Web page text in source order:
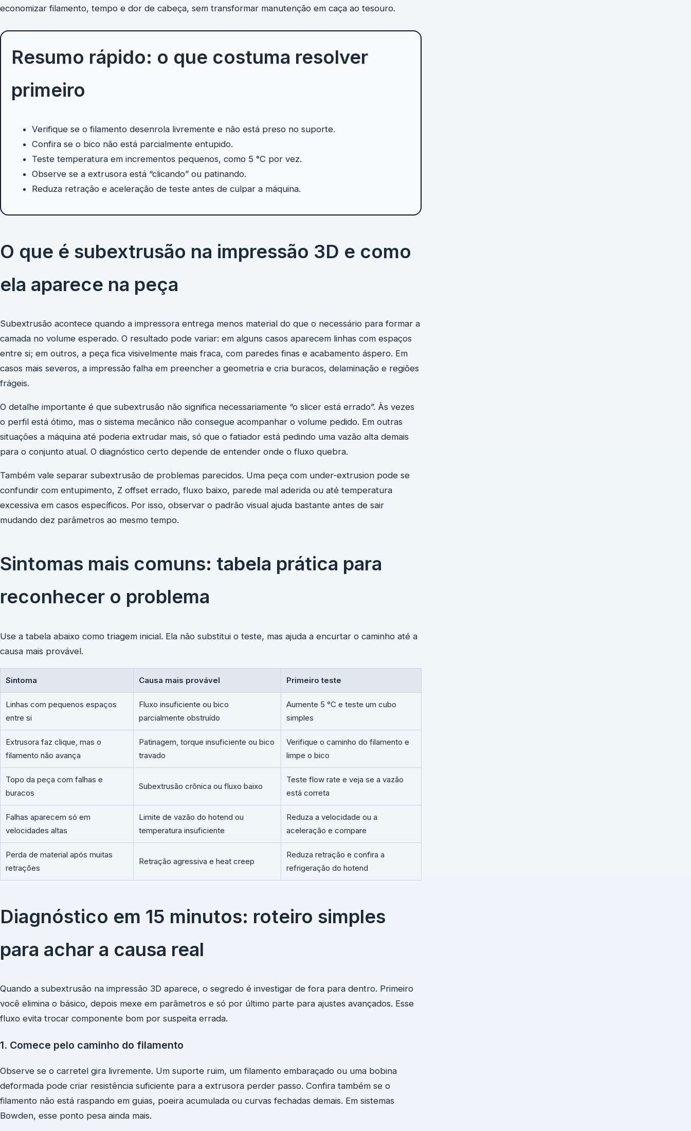
economizar filamento, tempo e dor de cabeça, sem transformar manutenção em caça ao tesouro.
Resumo rápido: o que costuma resolver
primeiro
Verifique se o filamento desenrola livremente e não está preso no suporte.
Confira se o bico não está parcialmente entupido.
Teste temperatura em incrementos pequenos, como 5 °C por vez.
Observe se a extrusora está “clicando” ou patinando.
Reduza retração e aceleração de teste antes de culpar a máquina.
O que é subextrusão na impressão 3D e como
ela aparece na peça
Subextrusão acontece quando a impressora entrega menos material do que o necessário para formar a
camada no volume esperado. O resultado pode variar: em alguns casos aparecem linhas com espaços
entre si; em outros, a peça fica visivelmente mais fraca, com paredes finas e acabamento áspero. Em
casos mais severos, a impressão falha em preencher a geometria e cria buracos, delaminação e regiões
frágeis.
O detalhe importante é que subextrusão não significa necessariamente “o slicer está errado”. Às vezes
o perfil está ótimo, mas o sistema mecânico não consegue acompanhar o volume pedido. Em outras
situações a máquina até poderia extrudar mais, só que o fatiador está pedindo uma vazão alta demais
para o conjunto atual. O diagnóstico certo depende de entender onde o fluxo quebra.
Também vale separar subextrusão de problemas parecidos. Uma peça com under-extrusion pode se
confundir com entupimento, Z offset errado, fluxo baixo, parede mal aderida ou até temperatura
excessiva em casos específicos. Por isso, observar o padrão visual ajuda bastante antes de sair
mudando dez parâmetros ao mesmo tempo.
Sintomas mais comuns: tabela prática para
reconhecer o problema
Use a tabela abaixo como triagem inicial. Ela não substitui o teste, mas ajuda a encurtar o caminho até a
causa mais provável.
Sintoma Causa mais provável Primeiro teste
Linhas com pequenos espaços
entre si
Fluxo insuficiente ou bico
parcialmente obstruído
Aumente 5 °C e teste um cubo
simples
Extrusora faz clique, mas o
filamento não avança
Patinagem, torque insuficiente ou bico
travado
Verifique o caminho do filamento e
limpe o bico
Topo da peça com falhas e
buracos
Subextrusão crônica ou fluxo baixo
Teste flow rate e veja se a vazão
está correta
Falhas aparecem só em
velocidades altas
Limite de vazão do hotend ou
temperatura insuficiente
Reduza a velocidade ou a
aceleração e compare
Perda de material após muitas
retrações
Retração agressiva e heat creep
Reduza retração e confira a
refrigeração do hotend
Diagnóstico em 15 minutos: roteiro simples
para achar a causa real
Quando a subextrusão na impressão 3D aparece, o segredo é investigar de fora para dentro. Primeiro
você elimina o básico, depois mexe em parâmetros e só por último parte para ajustes avançados. Esse
fluxo evita trocar componente bom por suspeita errada.
1. Comece pelo caminho do filamento
Observe se o carretel gira livremente. Um suporte ruim, um filamento embaraçado ou uma bobina
deformada pode criar resistência suficiente para a extrusora perder passo. Confira também se o
filamento não está raspando em guias, poeira acumulada ou curvas fechadas demais. Em sistemas
Bowden, esse ponto pesa ainda mais.